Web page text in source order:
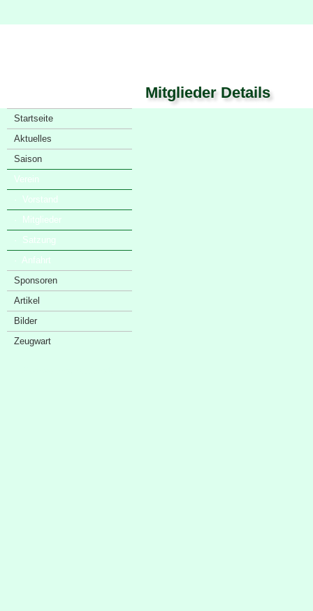
Mitglieder Details
Startseite
Aktuelles
Saison
Verein
· Vorstand
· Mitglieder
· Satzung
· Anfahrt
Sponsoren
Artikel
Bilder
Zeugwart